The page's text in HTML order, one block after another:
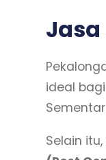
Jasa
ideal
Selain